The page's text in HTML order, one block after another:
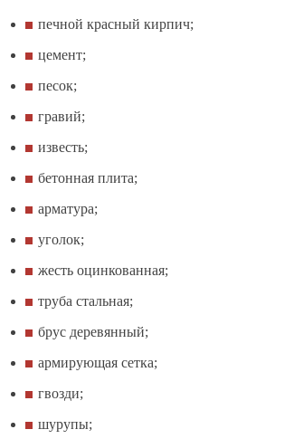
печной красный кирпич;
цемент;
песок;
гравий;
известь;
бетонная плита;
арматура;
уголок;
жесть оцинкованная;
труба стальная;
брус деревянный;
армирующая сетка;
гвозди;
шурупы;